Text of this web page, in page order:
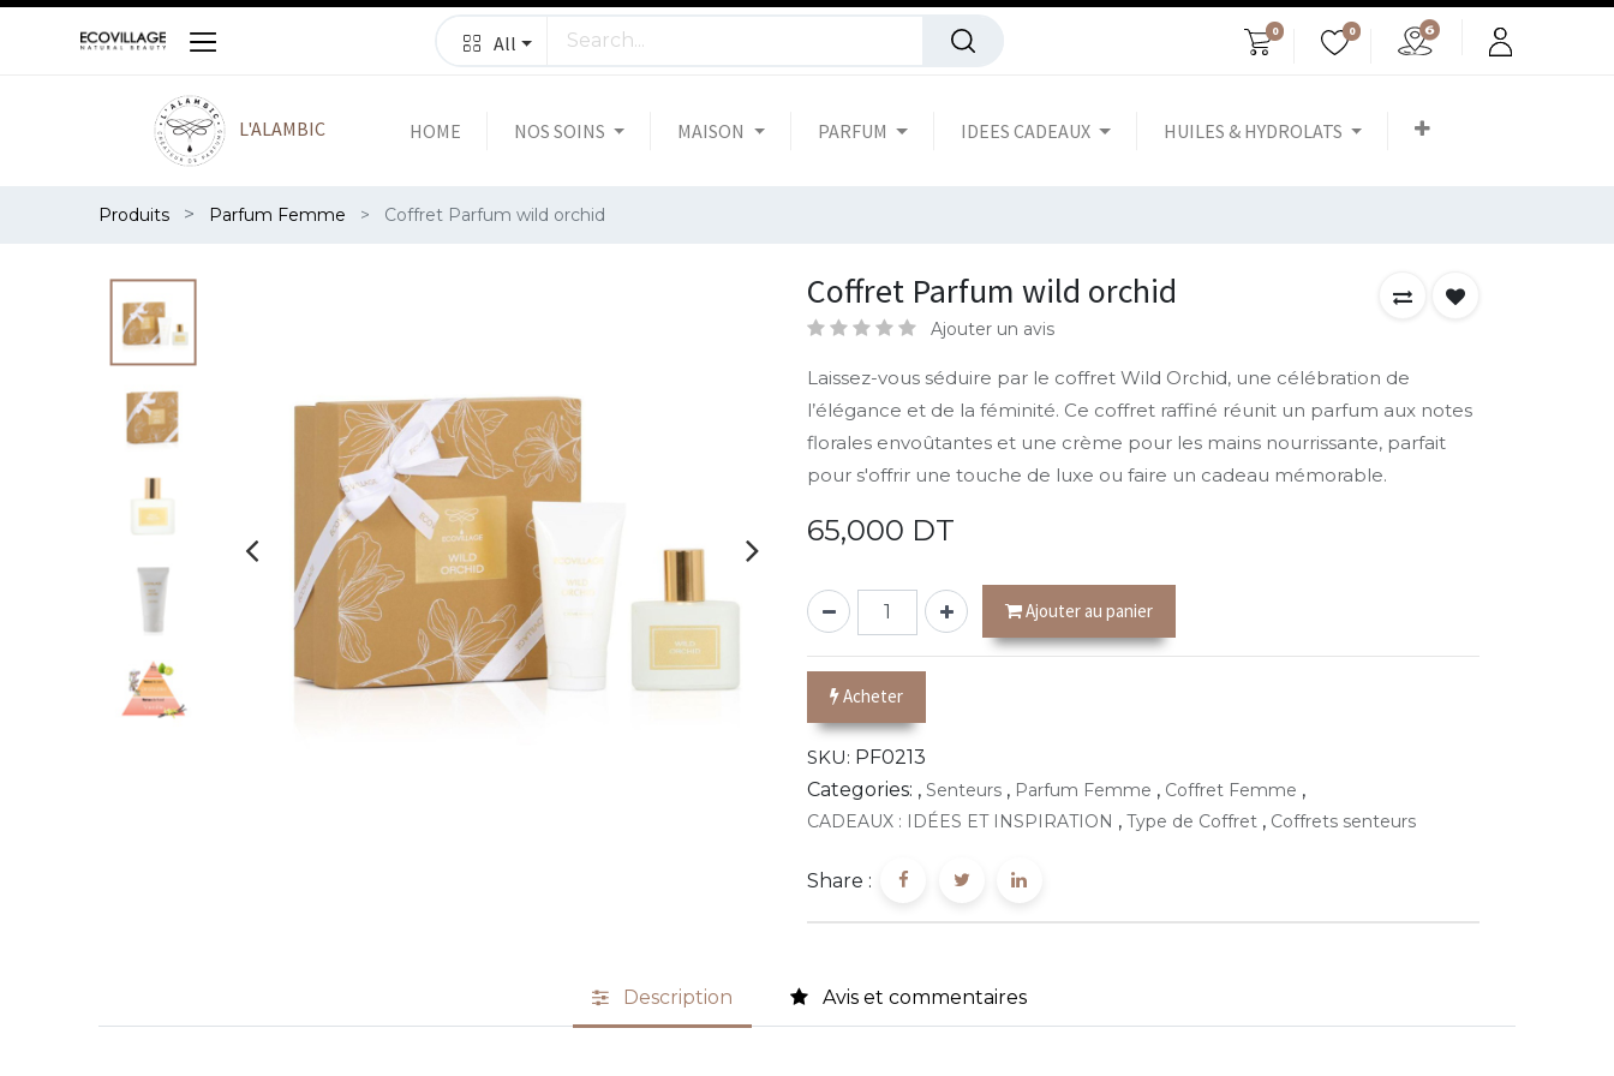
All
0 0
L'ALAMBIC HOME NOS SOINS MAISON PARFUM IDEES CADEAUX HUILES & HYDROLATS
Produits Parfum Femme Coffret Parfum wild orchid
Coffret Parfum wild orchid
Ajouter un avis
Laissez-vous séduire par le coffret Wild Orchid, une célébration de
l’élégance et de la féminité. Ce coffret raffiné réunit un parfum aux notes
florales envoûtantes et une crème pour les mains nourrissante, parfait
pour s'offrir une touche de luxe ou faire un cadeau mémorable.
65,000 DT
Ajouter au panier
Acheter
SKU: PF0213
Categories: , Senteurs , Parfum Femme , Coffret Femme ,
CADEAUX : IDÉES ET INSPIRATION , Type de Coffret , Coffrets senteurs
Share :
Description Avis et commentaires